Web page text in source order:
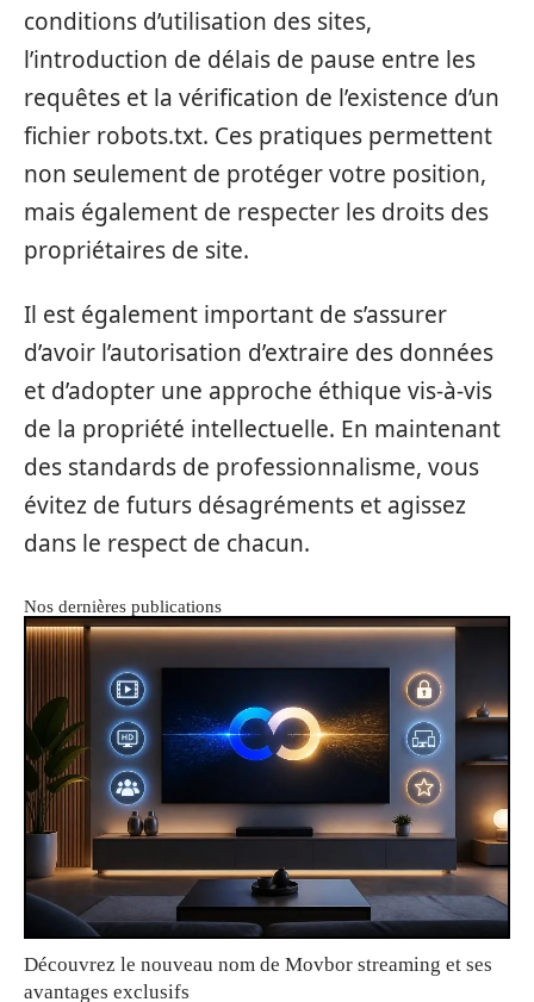
conditions d’utilisation des sites,
l’introduction de délais de pause entre les
requêtes et la vérification de l’existence d’un
fichier robots.txt. Ces pratiques permettent
non seulement de protéger votre position,
mais également de respecter les droits des
propriétaires de site.
Il est également important de s’assurer
d’avoir l’autorisation d’extraire des données
et d’adopter une approche éthique vis-à-vis
de la propriété intellectuelle. En maintenant
des standards de professionnalisme, vous
évitez de futurs désagréments et agissez
dans le respect de chacun.
Nos dernières publications
Découvrez le nouveau nom de Movbor streaming et ses
avantages exclusifs